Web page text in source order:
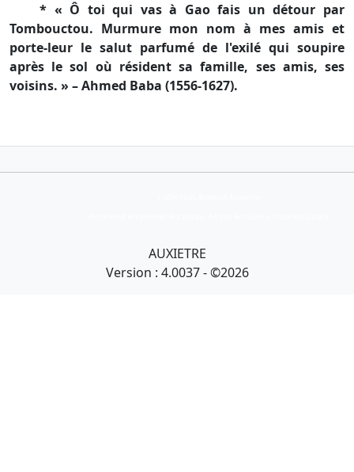
* « Ô toi qui vas à Gao fais un détour par
Tombouctou. Murmure mon nom à mes amis et
porte-leur le salut parfumé de l'exilé qui soupire
après le sol où résident sa famille, ses amis, ses
voisins. » – Ahmed Baba (1556-1627).
AUXIETRE
Version : 4.0037 - ©2026